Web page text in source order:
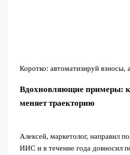
Коротко: автоматизируй взносы,
Вдохновляющие примеры:
меняет траекторию
Алексей, маркетолог, направил
ИИС и в течение года довносил